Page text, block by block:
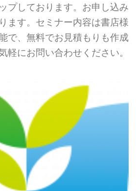
プしております。お申し込み
ます。セミナー内容は書店様
で、無料でお見積もりも作成
軽にお問い合わせください。